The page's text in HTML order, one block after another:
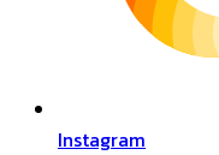
Instagram